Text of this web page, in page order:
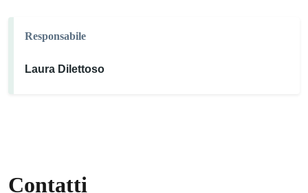
Responsabile
Laura Dilettoso
Contatti